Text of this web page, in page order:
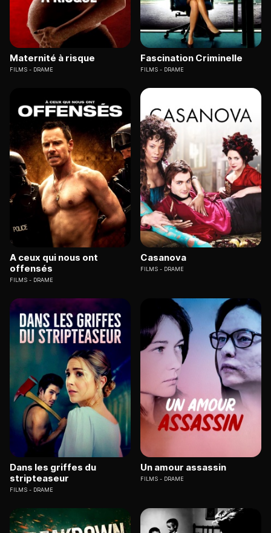
Maternité à risque
FILMS DRAME
Fascination Criminelle
FILMS DRAME
A ceux qui nous ont
offensés
FILMS DRAME
Casanova
FILMS DRAME
Dans les griffes du
stripteaseur
FILMS DRAME
Un amour assassin
FILMS DRAME